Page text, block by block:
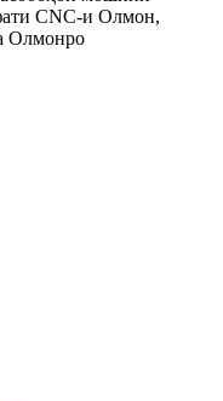
CNC-и Олмон,
Олмонро